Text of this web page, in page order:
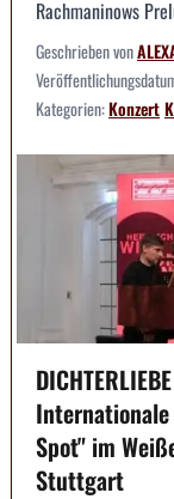
Rachmaninows
Geschrieben von
Kategorien:Konzert
Internationale
Spot" im
Stuttgart